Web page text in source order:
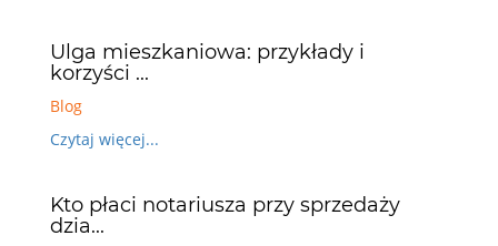
Ulga mieszkaniowa: przykłady i
korzyści ...
Blog
Czytaj więcej...
Kto płaci notariusza przy sprzedaży
dzia...